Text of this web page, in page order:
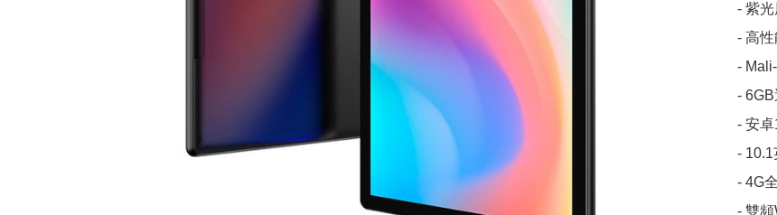
- 紫
- 高
-
-
- 安
-
- 4G